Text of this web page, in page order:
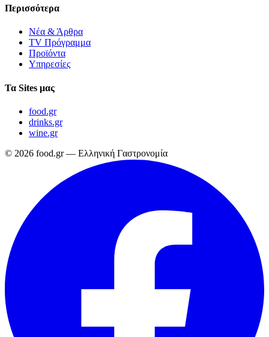
Περισσότερα
Νέα & Άρθρα
TV Πρόγραμμα
Προϊόντα
Υπηρεσίες
Τα Sites μας
food.gr
drinks.gr
wine.gr
© 2026 food.gr — Ελληνική Γαστρονομία